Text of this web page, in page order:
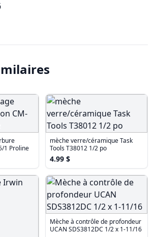
1 Proline
mèche verre/céramique Task
Tools T38012 1/2 po
4.99 $
Mèche à contrôle de profondeur
UCAN SDS3812DC 1/2 x 1-11/16